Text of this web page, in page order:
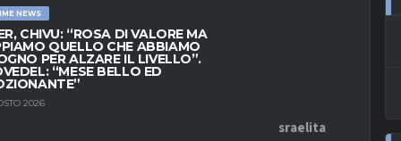
NEWS
CHIVU: “ROSA DI VALORE MA
QUELLO CHE ABBIAMO
PER ALZARE IL LIVELLO”.
“MESE BELLO ED
2026
Einstein Hospital Israelita